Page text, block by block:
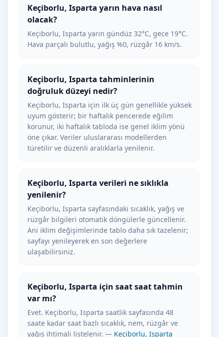
Keçiborlu, Isparta yarın hava nasıl
olacak?
Keçiborlu, Isparta yarın gündüz 32°C, gece 19°C.
Hava parçalı bulutlu, yağış %0, rüzgâr 16 km/s.
Keçiborlu, Isparta tahminlerinin
doğruluk düzeyi nedir?
Keçiborlu, Isparta için ilk üç gün genellikle yüksek
uyum gösterir; bir haftalık pencerede eğilim
korunur, iki haftalık tabloda ise genel iklim yönü
öne çıkar. Veriler uluslararası modellerden
türetilir ve düzenli aralıklarla yenilenir.
Keçiborlu, Isparta verileri ne sıklıkla
yenilenir?
Keçiborlu, Isparta sayfasındaki sıcaklık, yağış ve
rüzgâr bilgileri otomatik döngülerle güncellenir.
Ani iklim değişimlerinde tablo daha sık tazelenir;
sayfayı yenileyerek en son değerlere
ulaşabilirsiniz.
Keçiborlu, Isparta için saat saat tahmin
var mı?
Evet. Keçiborlu, Isparta saatlik sayfasında 48
saate kadar saat bazlı sıcaklık, nem, rüzgâr ve
yağış ihtimali listelenir. — Keçiborlu, Isparta